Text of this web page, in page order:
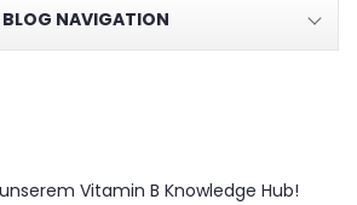
BLOG NAVIGATION
Vitamin B Knowledge Hub!